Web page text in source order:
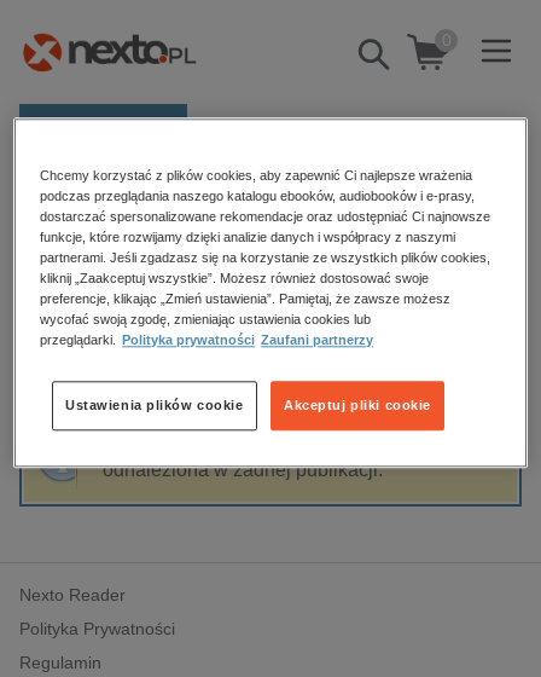
Pokaż/schowaj
wyszukiwarkę
0
Kategorie
Zobacz wszystkie E-prasa
budownictwo, aranżacja wnętrz
biznesowe, branżowe, gospodarka
dzienniki
edukacja
hobby, sport, rozrywka
komputery, internet, technologie, informatyka
polityka, społeczno-informacyjne
psychologiczne
inne
Strona główna Małgorzata Kołakowska
Małgorzata Kołakowska
Sortowanie Filtrowanie
odnaleziona w żadnej publikacji.
Nexto Reader
Polityka Prywatności
Regulamin
Chcemy korzystać z plików cookies, aby zapewnić Ci najlepsze wrażenia
podczas przeglądania naszego katalogu ebooków, audiobooków i e-prasy,
dostarczać spersonalizowane rekomendacje oraz udostępniać Ci najnowsze
funkcje, które rozwijamy dzięki analizie danych i współpracy z naszymi
partnerami. Jeśli zgadzasz się na korzystanie ze wszystkich plików cookies,
kliknij „Zaakceptuj wszystkie”. Możesz również dostosować swoje
preferencje, klikając „Zmień ustawienia”. Pamiętaj, że zawsze możesz
wycofać swoją zgodę, zmieniając ustawienia cookies lub
przeglądarki.
Polityka prywatności Zaufani partnerzy
Akceptuj pliki cookie
Ustawienia plików cookie